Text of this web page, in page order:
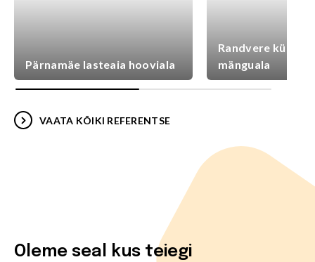
Pärnamäe lasteaia hooviala
Randvere
mänguala
VAATA KÕIKI REFERENTSE
Oleme seal kus teiegi